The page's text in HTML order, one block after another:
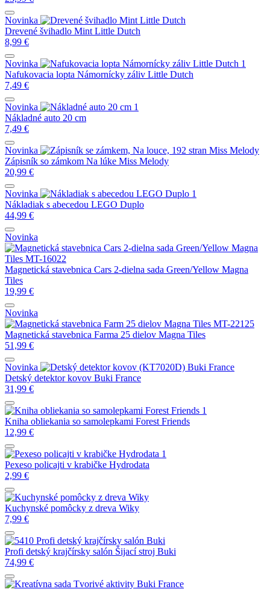
Novinka
Drevené švihadlo Mint Little Dutch
8,99 €
Novinka
Nafukovacia lopta Námornícky záliv Little Dutch
7,49 €
Novinka
Nákladné auto 20 cm
7,49 €
Novinka
Zápisník so zámkom Na lúke Miss Melody
20,99 €
Novinka
Nákladiak s abecedou LEGO Duplo
44,99 €
Novinka
Magnetická stavebnica Cars 2-dielna sada Green/Yellow Magna
Tiles
19,99 €
Novinka
Magnetická stavebnica Farma 25 dielov Magna Tiles
51,99 €
Novinka
Detský detektor kovov Buki France
31,99 €
Kniha obliekania so samolepkami Forest Friends
12,99 €
Pexeso policajti v krabičke Hydrodata
2,99 €
Kuchynské pomôcky z dreva Wiky
7,99 €
Profi detský krajčírsky salón Šijací stroj Buki
74,99 €